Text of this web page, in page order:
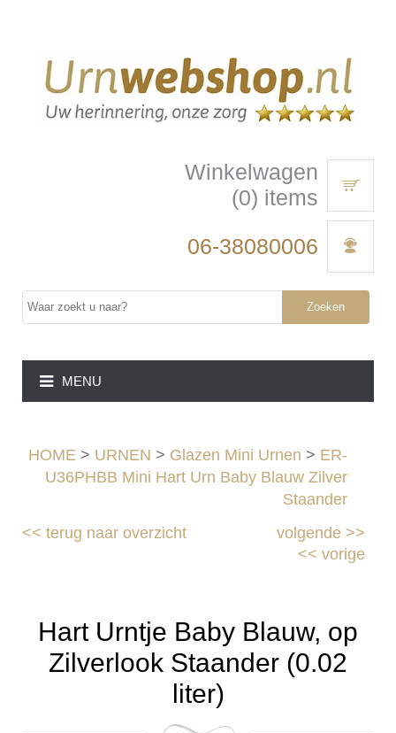
Winkelwagen
(0) items
06-38080006
Zoeken
MENU
HOME > URNEN > Glazen Mini Urnen > ER-
U36PHBB Mini Hart Urn Baby Blauw Zilver
Staander
<<terug naar overzicht volgende>>
<< vorige
Hart Urntje Baby Blauw, op
Zilverlook Staander (0.02
liter)